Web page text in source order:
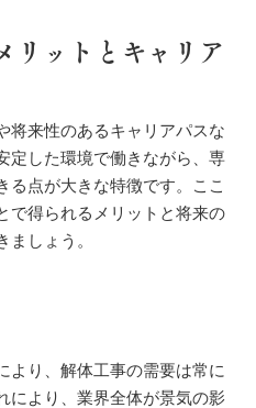
リットとキャリア
将来性のあるキャリアパスな
定した環境で働きながら、専
る点が大きな特徴です。ここ
で得られるメリットと将来の
しょう。
より、解体工事の需要は常に
により、業界全体が景気の影